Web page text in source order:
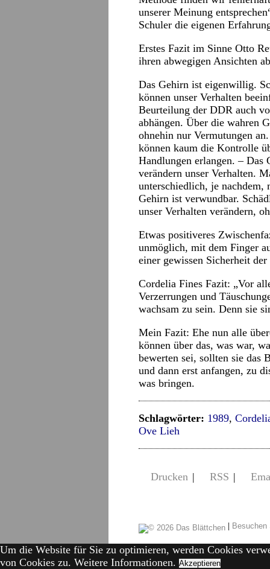
unserer Meinung
Schuler die eigenen
Erstes Fazit im Sinne Otto
ihren abwegigen Ansichten
Das Gehirn ist eigenwillig.
können unser Verhalten
Beurteilung der DDR auch
abhängen. Über die wahren
ohnehin nur Vermutungen
können kaum die Kontrolle
Handlungen erlangen. – Das
verändern unser Verhalten.
unterschiedlich, je
Gehirn ist verwundbar.
unser Verhalten verändern,
Etwas positiveres
unmöglich, mit dem Finger
einer gewissen Sicherheit
Cordelia Fines Fazit: „Vor
Verzerrungen und
wachsam zu sein. Denn sie
Mein Fazit: Ehe nun alle
können über das, was war,
bewerten sei, sollten sie das
und dann erst anfangen, zu
was bringen.
Schlagwörter: 1989,
Ove Lieh
Drucken | RSS |
|
Um die Website für Sie zu optimieren, werden Cookies
von Cookies zu. Weitere Informationen. Akzeptieren